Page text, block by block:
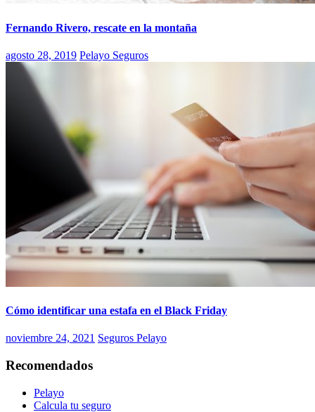
Fernando Rivero, rescate en la montaña
agosto 28, 2019 Pelayo Seguros
Cómo identificar una estafa en el Black Friday
noviembre 24, 2021 Seguros Pelayo
Recomendados
Pelayo
Calcula tu seguro